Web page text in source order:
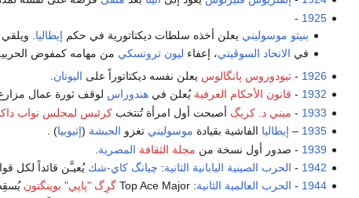
1925
-
بنيتو موسوليني يعلن أخذه سلطات ديكتاتورية في حكم إيطاليا .
في الاتحاد السوڤيتي، إعفاء ليون تروتسكي من مهامه كمفوض
1926
-تيودوروس پانگالوس يعلن نفسه ديكتاتوراً على اليونان
1932
- قانون الأحكام العرفية يُعلن فيهندوراس لوقف ثورة عمال
1933
- ميني د. كريگ أصبحت أول امرأة تُنتخبكرئيس لمجلس نواب
1935
– إيطاليا الفاشية بقيادة موسوليني تغزو الحبشة (إثيوبيا) .
1939 - صدور أول نسخة من مجلة الثقافة المصرية
1942
- الحرب الصينية اليابانية الثانية: چيانگ كاي-شك يُعيـَّن قائداً لكل
1944
- الحرب العالمية الثانية: Top Ace Major گرِگ "پاپي" بوينگتون